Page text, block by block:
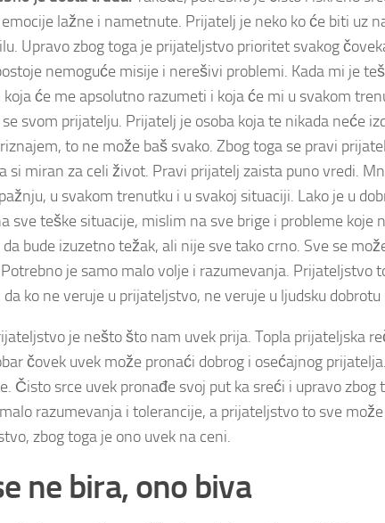
lažne i nametnute. Prijatelj je neko ko će biti uz
Upravo zbog toga je prijateljstvo prioritet svakog
nemoguće misije i nerešivi problemi. Kada mi je
će me apsolutno razumeti i koja će mi u svakom
svom prijatelju. Prijatelj je osoba koja te nikada neće
to ne može baš svako. Zbog toga se pravi
si miran za celi život. Pravi prijatelj zaista puno vredi.
u svakom trenutku i u svakoj situaciji. Lako je u
sve teške situacije, mislim na sve brige i probleme koje
bude izuzetno težak, ali nije sve tako crno. Sve se
je samo malo volje i razumevanja. Prijateljstvo
ko ne veruje u prijateljstvo, ne veruje u ljudsku dobrotu
je nešto što nam uvek prija. Topla prijateljska
čovek uvek može pronaći dobrog i osećajnog
Čisto srce uvek pronađe svoj put ka sreći i upravo zbog
razumevanja i tolerancije, a prijateljstvo to sve
zbog toga je ono uvek na ceni.
ne bira, ono biva